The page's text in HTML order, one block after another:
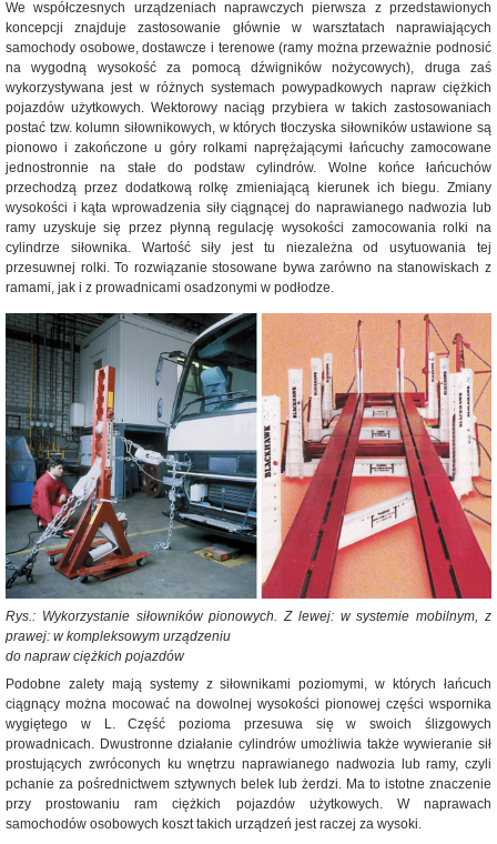
We współczesnych urządzeniach naprawczych pierwsza z przedstawionych
koncepcji znajduje zastosowanie głównie w warsztatach naprawiających
samochody osobowe, dostawcze i terenowe (ramy można przeważnie podnosić
na wygodną wysokość za pomocą dźwigników nożycowych), druga zaś
wykorzystywana jest w różnych systemach powypadkowych napraw ciężkich
pojazdów użytkowych. Wektorowy naciąg przybiera w takich zastosowaniach
postać tzw. kolumn siłownikowych, w których tłoczyska siłowników ustawione są
pionowo i zakończone u góry rolkami naprężającymi łańcuchy zamocowane
jednostronnie na stałe do podstaw cylindrów. Wolne końce łańcuchów
przechodzą przez dodatkową rolkę zmieniającą kierunek ich biegu. Zmiany
wysokości i kąta wprowadzenia siły ciągnącej do naprawianego nadwozia lub
ramy uzyskuje się przez płynną regulację wysokości zamocowania rolki na
cylindrze siłownika. Wartość siły jest tu niezależna od usytuowania tej
przesuwnej rolki. To rozwiązanie stosowane bywa zarówno na stanowiskach z
ramami, jak i z prowadnicami osadzonymi w podłodze.
Rys.: Wykorzystanie siłowników pionowych. Z lewej: w systemie mobilnym, z
prawej: w kompleksowym urządzeniu
do napraw ciężkich pojazdów
Podobne zalety mają systemy z siłownikami poziomymi, w których łańcuch
ciągnący można mocować na dowolnej wysokości pionowej części wspornika
wygiętego w L. Część pozioma przesuwa się w swoich ślizgowych
prowadnicach. Dwustronne działanie cylindrów umożliwia także wywieranie sił
prostujących zwróconych ku wnętrzu naprawianego nadwozia lub ramy, czyli
pchanie za pośrednictwem sztywnych belek lub żerdzi. Ma to istotne znaczenie
przy prostowaniu ram ciężkich pojazdów użytkowych. W naprawach
samochodów osobowych koszt takich urządzeń jest raczej za wysoki.